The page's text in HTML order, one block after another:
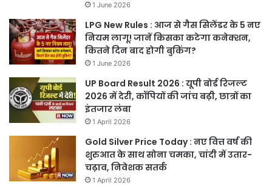
1 June 2026
LPG New Rules : आज से गैस सिलेंडर के 5 नए
नियम लागू! जानें किसका कटेगा कनेक्शन,
कितने दिन बाद होगी बुकिंग?
1 June 2026
UP Board Result 2026 : यूपी बोर्ड रिजल्ट
2026 में देरी, कॉपियों की जांच बढ़ी, छात्रों का
इंतजार लंबा
1 April 2026
Gold Silver Price Today : नए वित्त वर्ष की
शुरुआत के साथ सोना चमका, चांदी में उतार-
चढ़ाव, निवेशक सतर्क
1 April 2026